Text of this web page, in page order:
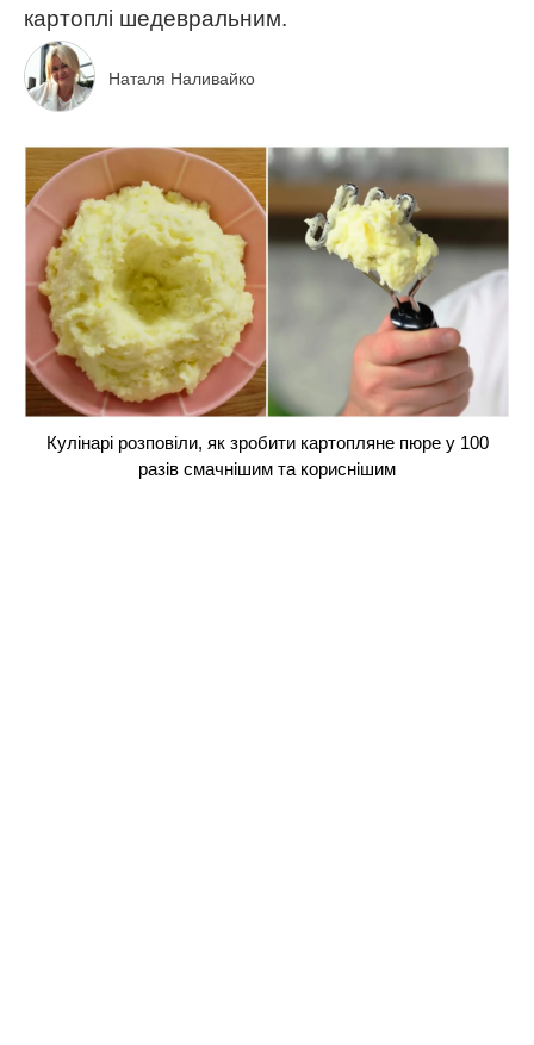
картоплі шедевральним.
Наталя Наливайко
Кулінарі розповіли, як зробити картопляне пюре у 100
разів смачнішим та кориснішим